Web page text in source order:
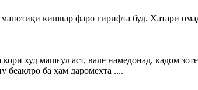
кишвар фаро гирифта буд. Хатари
худ машғул аст, вале намедонад, кадом
беақлро ба ҳам даромехта ....